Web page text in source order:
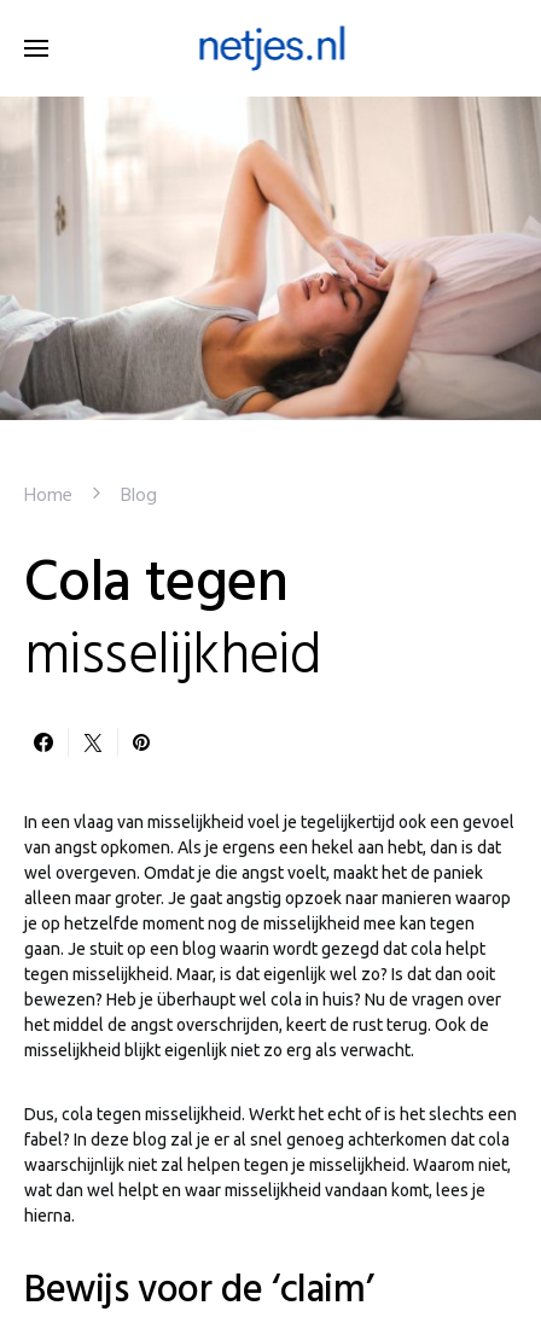
Home Blog
Cola tegen
misselijkheid
In een vlaag van misselijkheid voel je tegelijkertijd ook een gevoel
van angst opkomen. Als je ergens een hekel aan hebt, dan is dat
wel overgeven. Omdat je die angst voelt, maakt het de paniek
alleen maar groter. Je gaat angstig opzoek naar manieren waarop
je op hetzelfde moment nog de misselijkheid mee kan tegen
gaan. Je stuit op een blog waarin wordt gezegd dat cola helpt
tegen misselijkheid. Maar, is dat eigenlijk wel zo? Is dat dan ooit
bewezen? Heb je überhaupt wel cola in huis? Nu de vragen over
het middel de angst overschrijden, keert de rust terug. Ook de
misselijkheid blijkt eigenlijk niet zo erg als verwacht.
Dus, cola tegen misselijkheid. Werkt het echt of is het slechts een
fabel? In deze blog zal je er al snel genoeg achterkomen dat cola
waarschijnlijk niet zal helpen tegen je misselijkheid. Waarom niet,
wat dan wel helpt en waar misselijkheid vandaan komt, lees je
hierna.
Bewijs voor de ‘claim’